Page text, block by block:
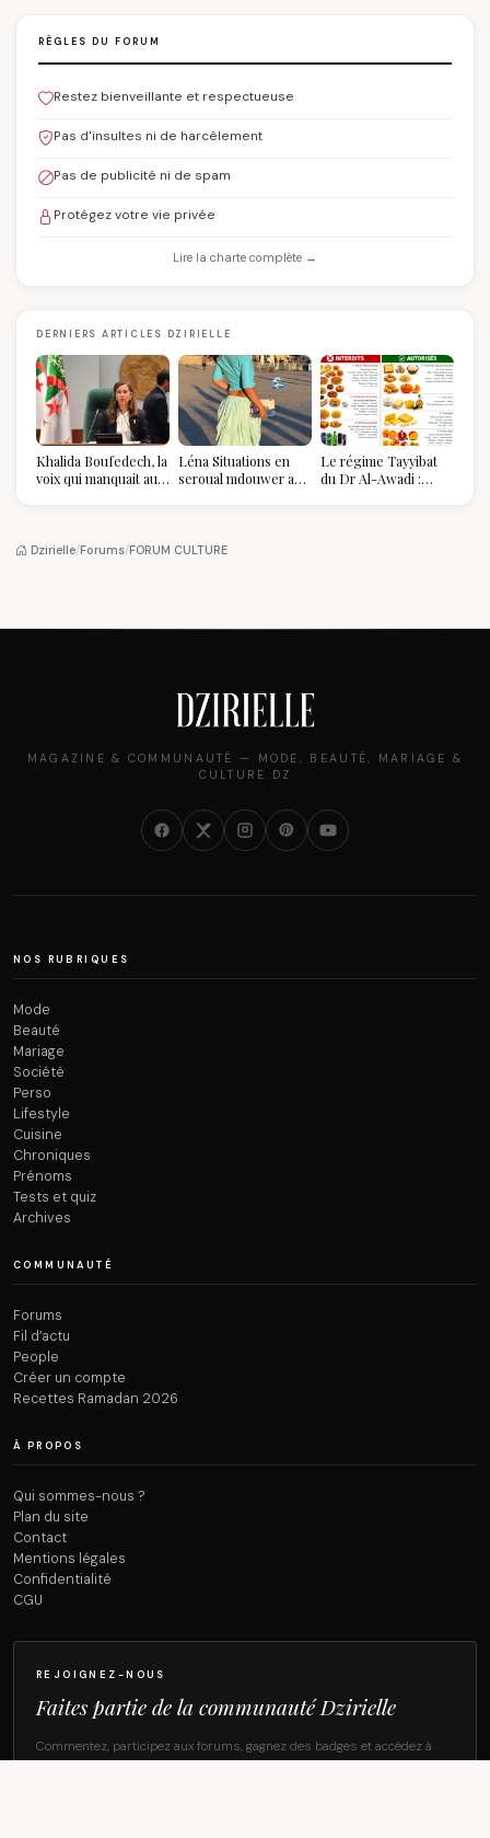
RÈGLES DU FORUM
Restez bienveillante et respectueuse
Pas d'insultes ni de harcèlement
Pas de publicité ni de spam
Protégez votre vie privée
Lire la charte complète →
DERNIERS ARTICLES DZIRIELLE
Khalida Boufedech, la
voix qui manquait au
Léna Situations en
seroual mdouwer au
pièce mode de l'été
Le régime Tayyibat
du Dr Al-Awadi :
Dzirielle/Forums/FORUM CULTURE
MAGAZINE & COMMUNAUTÉ — MODE, BEAUTÉ, MARIAGE &
CULTURE DZ
NOS RUBRIQUES
Mode
Beauté
Mariage
Société
Perso
Lifestyle
Cuisine
Chroniques
Prénoms
Tests et quiz
Archives
COMMUNAUTÉ
Forums
Fil d’actu
People
Créer un compte
Recettes Ramadan 2026
À PROPOS
Qui sommes-nous ?
Plan du site
Contact
Mentions légales
Confidentialité
CGU
REJOIGNEZ-NOUS
Faites partie de la communauté Dzirielle
Commentez, participez aux forums, gagnez des badges et accédez à